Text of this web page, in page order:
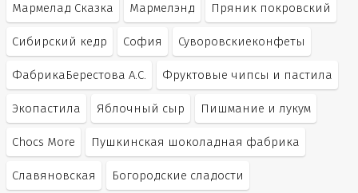
Мармелад Сказка Мармелэнд Пряник покровский
Сибирский кедр София Суворовскиеконфеты
ФабрикаБерестова А.С. Фруктовые чипсы и пастила
Экопастила Яблочный сыр Пишмание и лукум
Chocs More Пушкинская шоколадная фабрика
Славяновская Богородские сладости